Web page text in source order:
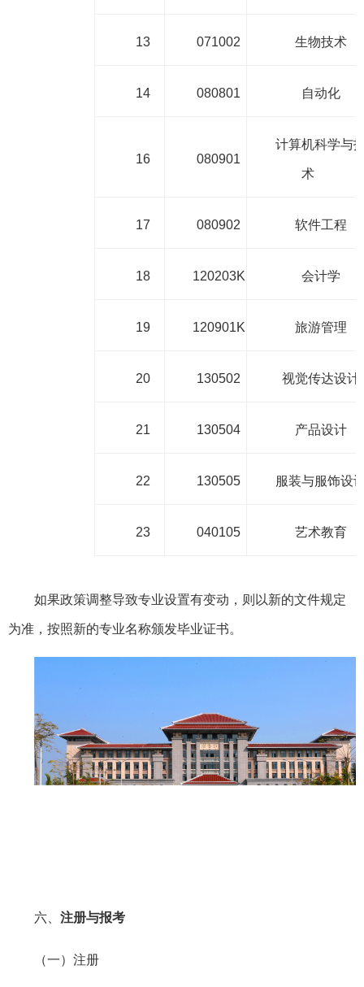
13 071002 生物技术
14 080801 自动化
16 080901
计算机科学与
术
17 080902 软件工程
18 120203K 会计学
19 120901K 旅游管理
20 130502 视觉传达设计
21 130504 产品设计
22 130505 服装与服饰设
23 040105 艺术教育
如果政策调整导致专业设置有变动，则以新的文件规定
为准，按照新的专业名称颁发毕业证书。
六、 注册与报考
（一）注册